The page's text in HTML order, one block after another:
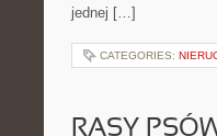
jednej […]
CATEGORIES:
RASY